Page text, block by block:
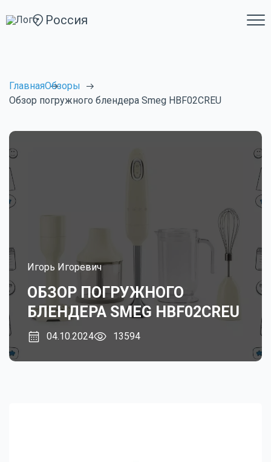
Россия
ГлавнаяОбзоры
Обзор погружного блендера Smeg HBF02CREU
Игорь Игоревич
ОБЗОР ПОГРУЖНОГО
БЛЕНДЕРА SMEG HBF02CREU
04.10.2024 13594